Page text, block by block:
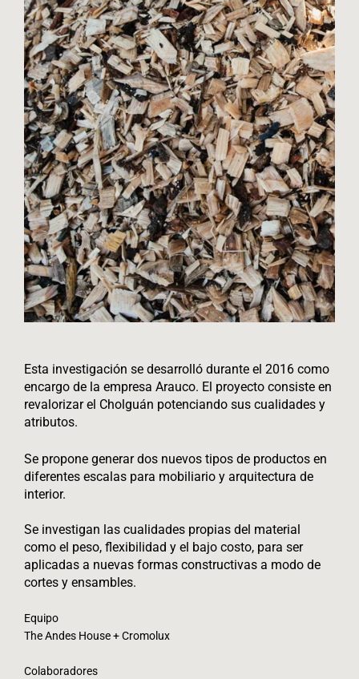
Esta investigación se desarrolló durante el 2016 como
encargo de la empresa Arauco. El proyecto consiste en
revalorizar el Cholguán potenciando sus cualidades y
atributos.
Se propone generar dos nuevos tipos de productos en
diferentes escalas para mobiliario y arquitectura de
interior.
Se investigan las cualidades propias del material
como el peso, flexibilidad y el bajo costo, para ser
aplicadas a nuevas formas constructivas a modo de
cortes y ensambles.
Equipo
The Andes House + Cromolux
Colaboradores